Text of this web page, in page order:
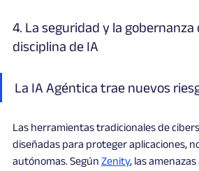
4. La seguridad y la
disciplina de IA
La IA Agéntica trae nuevos
Las herramientas tradicionales de
diseñadas para proteger aplicaciones,
autónomas. Según Zenity, las